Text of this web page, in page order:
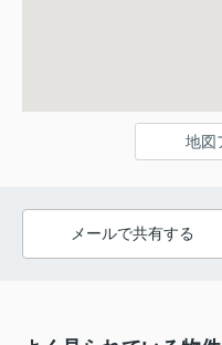
地図
メールで共有する